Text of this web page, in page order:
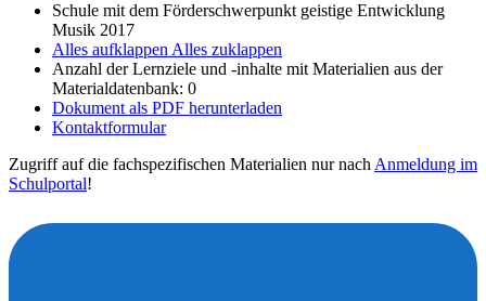
Schule mit dem Förderschwerpunkt geistige Entwicklung
Musik 2017
Alles aufklappen Alles zuklappen
Anzahl der Lernziele und -inhalte mit Materialien aus der
Materialdatenbank: 0
Dokument als PDF herunterladen
Kontaktformular
Zugriff auf die fachspezifischen Materialien nur nach Anmeldung im
Schulportal!